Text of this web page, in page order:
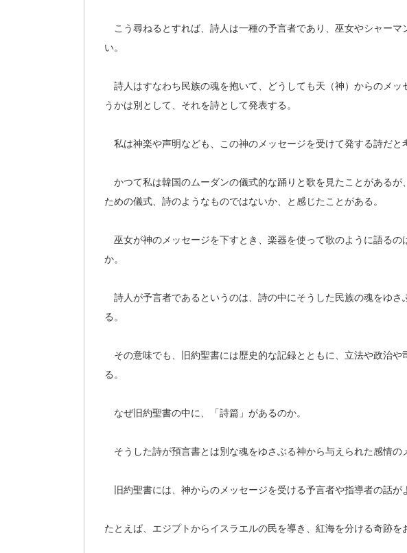
こう尋ねるとすれば、詩人は一種の予言者であり、巫女やシャーマ
い。
詩人はすなわち民族の魂を抱いて、どうしても天（神）からのメッ
うかは別として、それを詩として発表する。
私は神楽や声明なども、この神のメッセージを受けて発する詩だと
かつて私は韓国のムーダンの儀式的な踊りと歌を見たことがあるが
ための儀式、詩のようなものではないか、と感じたことがある。
巫女が神のメッセージを下すとき、楽器を使って歌のように語るの
か。
詩人が予言者であるというのは、詩の中にそうした民族の魂をゆさ
る。
その意味でも、旧約聖書には歴史的な記録とともに、立法や政治や
る。
なぜ旧約聖書の中に、「詩篇」があるのか。
そうした詩が預言書とは別な魂をゆさぶる神から与えられた感情の
旧約聖書には、神からのメッセージを受ける予言者や指導者の話が
たとえば、エジプトからイスラエルの民を導き、紅海を分ける奇跡を